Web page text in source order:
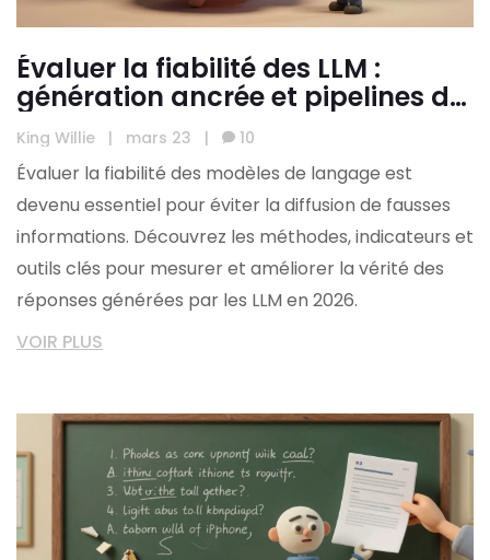
Évaluer la fiabilité des LLM :
génération ancrée et pipelines de
vérification factuelle
King Willie | mars 23 | 10
Évaluer la fiabilité des modèles de langage est
devenu essentiel pour éviter la diffusion de fausses
informations. Découvrez les méthodes, indicateurs et
outils clés pour mesurer et améliorer la vérité des
réponses générées par les LLM en 2026.
VOIR PLUS